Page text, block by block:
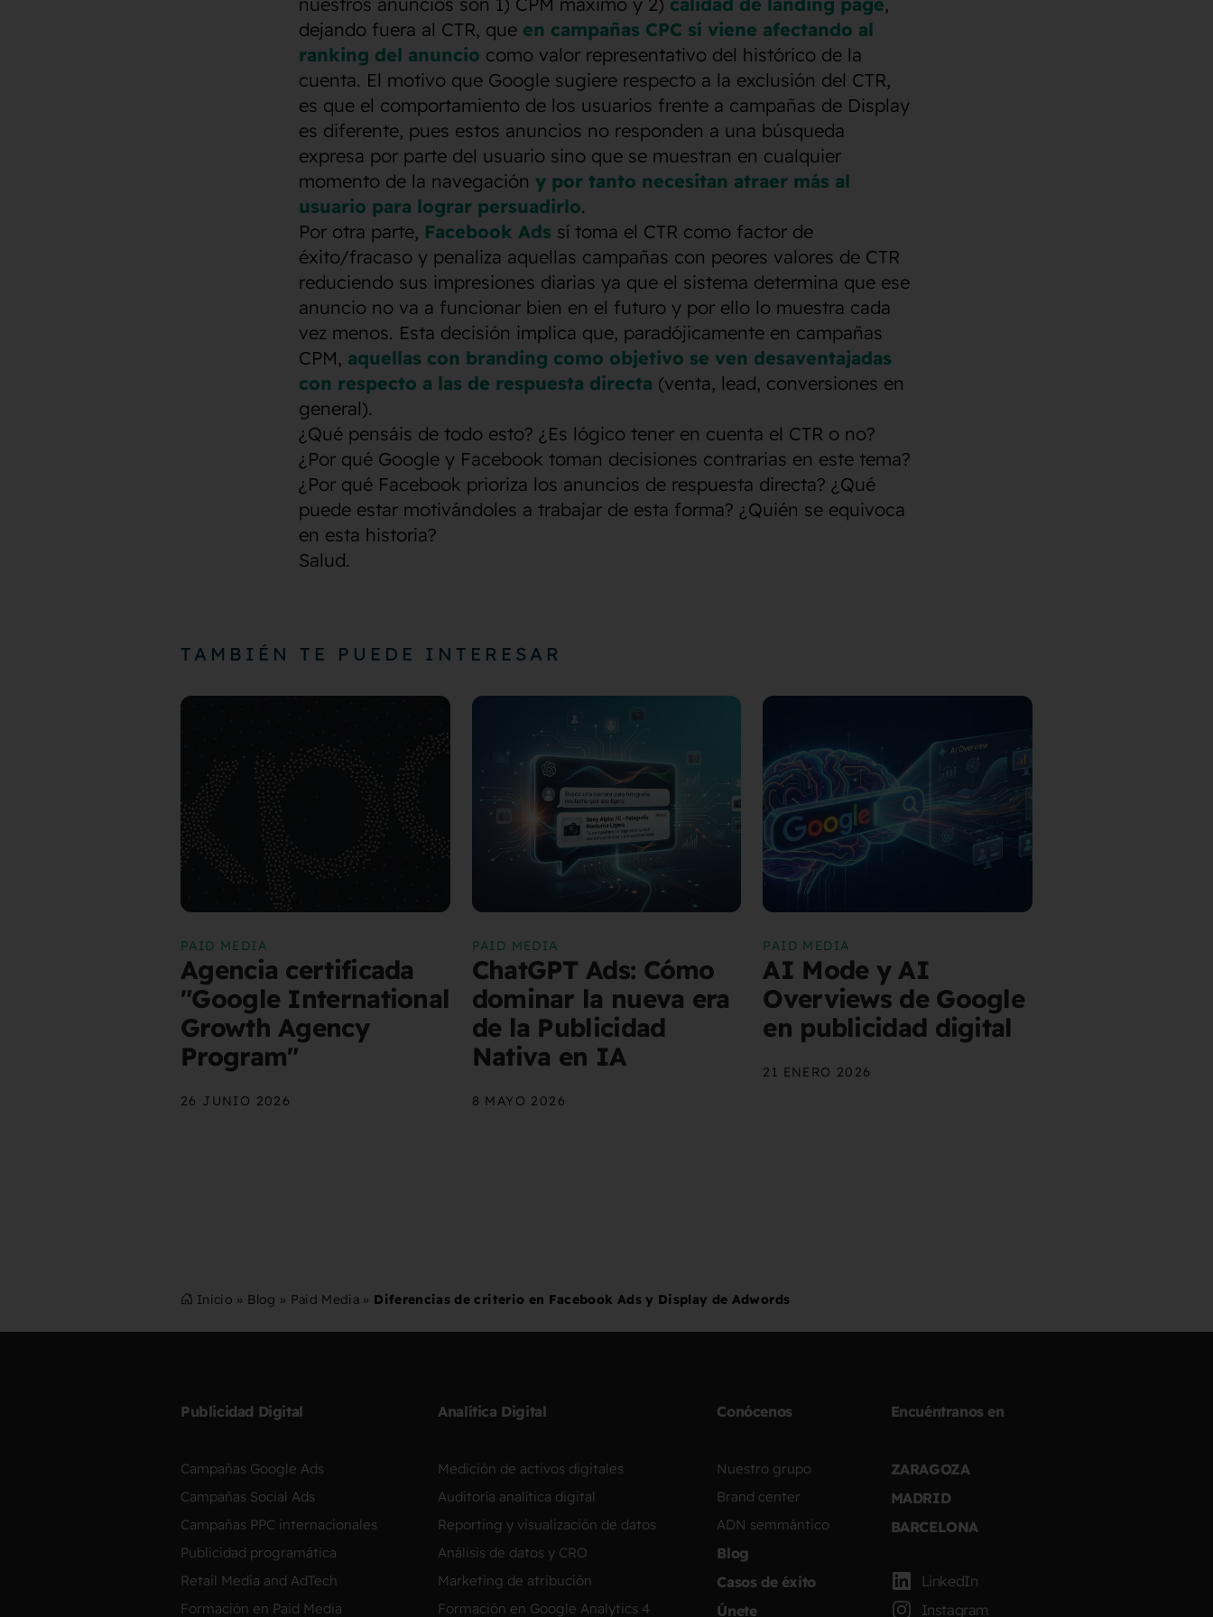
dejando fuera al CTR, que en campañas CPC sí viene afectando al
ranking del anuncio como valor representativo del histórico de la
cuenta. El motivo que Google sugiere respecto a la exclusión del CTR,
es que el comportamiento de los usuarios frente a campañas de Display
es diferente, pues estos anuncios no responden a una búsqueda
expresa por parte del usuario sino que se muestran en cualquier
momento de la navegación y por tanto necesitan atraer más al
usuario para lograr persuadirlo.
Por otra parte, Facebook Ads sí toma el CTR como factor de
éxito/fracaso y penaliza aquellas campañas con peores valores de CTR
reduciendo sus impresiones diarias ya que el sistema determina que ese
anuncio no va a funcionar bien en el futuro y por ello lo muestra cada
vez menos. Esta decisión implica que, paradójicamente en campañas
CPM, aquellas con branding como objetivo se ven desaventajadas
con respecto a las de respuesta directa (venta, lead, conversiones en
general).
¿Qué pensáis de todo esto? ¿Es lógico tener en cuenta el CTR o no?
¿Por qué Google y Facebook toman decisiones contrarias en este tema?
¿Por qué Facebook prioriza los anuncios de respuesta directa? ¿Qué
puede estar motivándoles a trabajar de esta forma? ¿Quién se equivoca
en esta historia?
Salud.
TAMBIÉN TE PUEDE INTERESAR
PAID MEDIA
Agencia certificada
"Google International
Growth Agency
Program"
26 JUNIO 2026
PAID MEDIA
ChatGPT Ads: Cómo
dominar la nueva era
de la Publicidad
Nativa en IA
8 MAYO 2026
PAID MEDIA
AI Mode y AI
Overviews de Google
en publicidad digital
21 ENERO 2026
Inicio » Blog » Paid Media » Diferencias de criterio en Facebook Ads y Display de Adwords
Publicidad Digital
Campañas Google Ads
Campañas Social Ads
Campañas PPC internacionales
Publicidad programática
Retail Media and AdTech
Formación en Paid Media
Analítica Digital
Medición de activos digitales
Auditoría analítica digital
Reporting y visualización de datos
Análisis de datos y CRO
Marketing de atribución
Formación en Google Analytics 4
Conócenos
Nuestro grupo
Brand center
ADN semmántico
Blog
Casos de éxito
Únete
Encuéntranos en
ZARAGOZA
MADRID
BARCELONA
LinkedIn
Instagram